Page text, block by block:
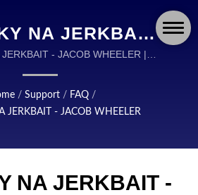
NA JERKBAIT
WHEELER |
FISHING:
NAVRŽENÉ
- JACOB WHEELER |
A VÝROBĚ VYSOCE
RYBÁŘSKÉHO VYBAVENÍ.
/ Support / FAQ /
JERKBAIT - JACOB WHEELER
NA JERKBAIT -